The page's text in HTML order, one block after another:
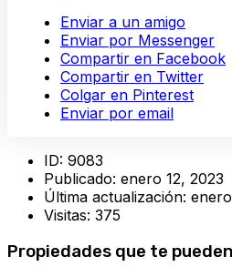
Enviar a un amigo
Enviar por Messenger
Compartir en Facebook
Compartir en Twitter
Colgar en Pinterest
Enviar por email
ID: 9083
Publicado: enero 12, 2023
Última actualización:
Visitas: 375
Propiedades que te